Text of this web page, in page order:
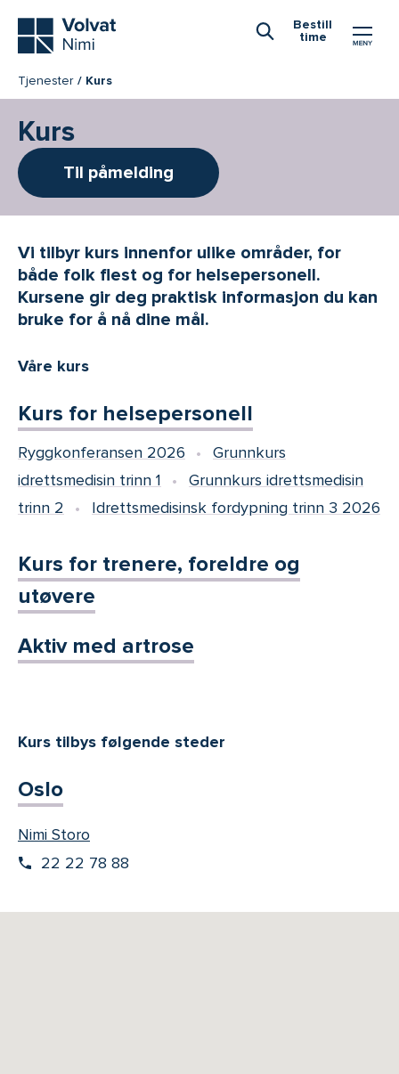
Bestill
time
Tjenester Kurs
Kurs
Til påmelding
Vi tilbyr kurs innenfor ulike områder, for
både folk flest og for helsepersonell.
Kursene gir deg praktisk informasjon du kan
bruke for å nå dine mål.
Våre kurs
Kurs for helsepersonell
Ryggkonferansen 2026
Grunnkurs
idrettsmedisin trinn 1
Grunnkurs idrettsmedisin
trinn 2
Idrettsmedisinsk fordypning trinn 3 2026
Kurs for trenere, foreldre og
utøvere
Aktiv med artrose
Kurs tilbys følgende steder
Oslo
Nimi Storo
22 22 78 88